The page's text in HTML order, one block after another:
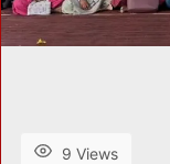
9 Views